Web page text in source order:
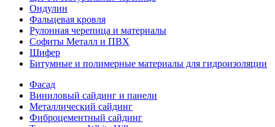
Ондулин
Фальцевая кровля
Рулонная черепица и материалы
Софиты Металл и ПВХ
Шифер
Битумные и полимерные материалы для гидроизоляции
Фасад
Виниловый сайдинг и панели
Металлический сайдинг
Фиброцементный сайдинг